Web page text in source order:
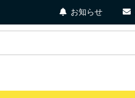
お知らせ